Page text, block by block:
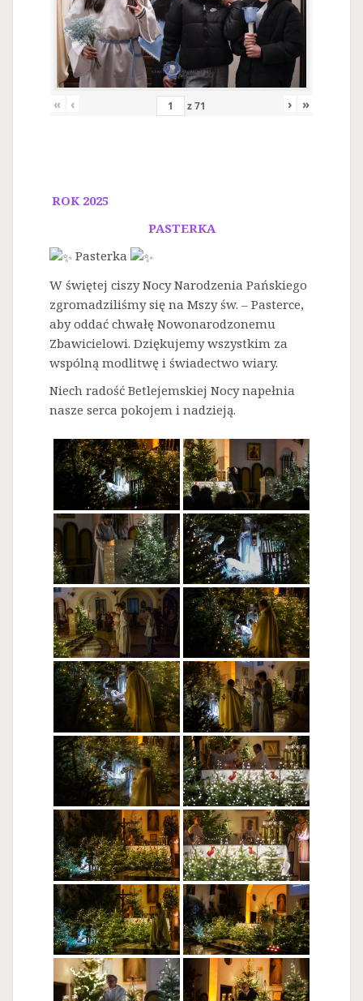
« ‹ z71 › »
ROK 2025
PASTERKA
Pasterka
W świętej ciszy Nocy Narodzenia Pańskiego
zgromadziliśmy się na Mszy św. – Pasterce,
aby oddać chwałę Nowonarodzonemu
Zbawicielowi. Dziękujemy wszystkim za
wspólną modlitwę i świadectwo wiary.
Niech radość Betlejemskiej Nocy napełnia
nasze serca pokojem i nadzieją.